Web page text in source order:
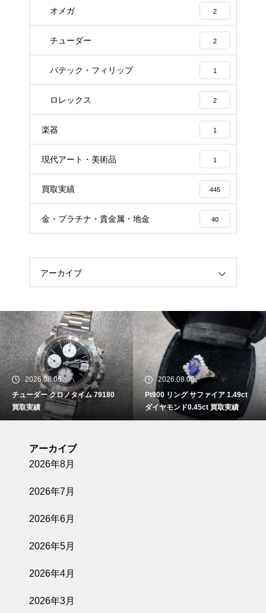
オメガ 2
チューダー 2
パテック・フィリップ 1
ロレックス 2
楽器 1
現代アート・美術品 1
買取実績 445
金・プラチナ・貴金属・地金 40
アーカイブ
2026.08.06
チューダー クロノタイム 79180
買取実績
2026.08.05
Pt900 リング サファイア 1.49ct
ダイヤモンド0.45ct 買取実績
アーカイブ
2026年8月
2026年7月
2026年6月
2026年5月
2026年4月
2026年3月